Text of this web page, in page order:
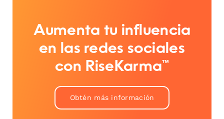
Aumenta tu influencia
en las redes sociales
con RiseKarma™
Obtén más información